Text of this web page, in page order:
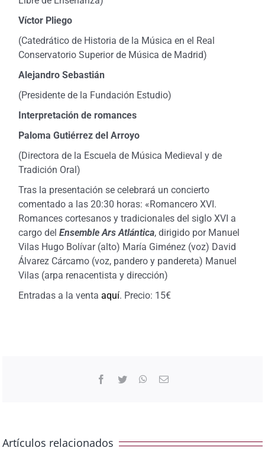
Víctor Pliego
(Catedrático de Historia de la Música en el Real
Conservatorio Superior de Música de Madrid)
Alejandro Sebastián
(Presidente de la Fundación Estudio)
Interpretación de romances
Paloma Gutiérrez del Arroyo
(Directora de la Escuela de Música Medieval y de
Tradición Oral)
Tras la presentación se celebrará un concierto
comentado a las 20:30 horas: «Romancero XVI.
Romances cortesanos y tradicionales del siglo XVI a
cargo del Ensemble Ars Atlántica, dirigido por Manuel
Vilas Hugo Bolívar (alto) María Giménez (voz) David
Álvarez Cárcamo (voz, pandero y pandereta) Manuel
Vilas (arpa renacentista y dirección)
Entradas a la venta aquí. Precio: 15€
Facebook
Twitter WhatsApp
Correo
Artículos relacionados